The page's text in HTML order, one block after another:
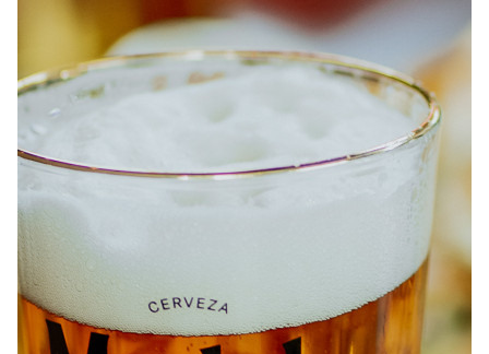
À PROPOS EMPLOIS EN ÉPICERIE BOUTIQUE
NOUS JOINDRE
DONNER VOTRE OPINION